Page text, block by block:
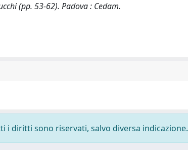
(pp. 53-62). Padova : Cedam.
diritti sono riservati, salvo diversa indicazione.